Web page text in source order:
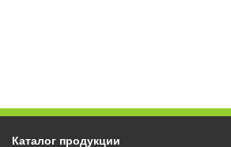
Каталог продукции